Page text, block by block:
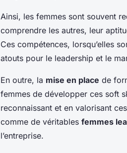
Ainsi, les femmes sont souvent
comprendre les autres, leur
Ces compétences, lorsqu’elles
atouts pour le leadership et le
En outre, la mise en place de
femmes de développer ces soft
reconnaissant et en valorisant
comme de véritables femmes
l’entreprise.